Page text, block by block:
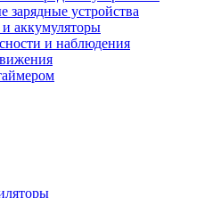
зарядные устройства
и аккумуляторы
и наблюдения